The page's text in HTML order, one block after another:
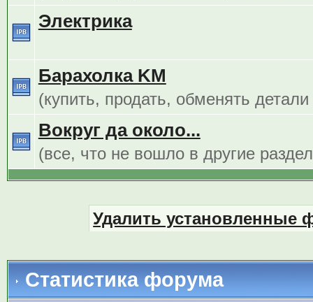
Электрика
Барахолка KM
(купить, продать, обменять
Вокруг да около...
(все, что не вошло в другие
Удалить установленные
Статистика форума